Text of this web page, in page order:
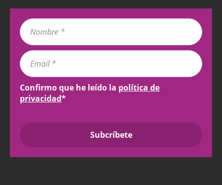
Confirmo que he leído la política de
privacidad*